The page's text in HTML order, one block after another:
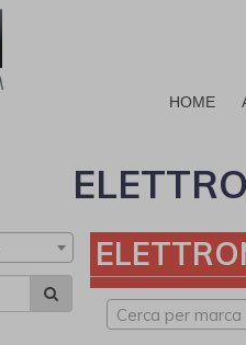
HOME
Cerca per marca